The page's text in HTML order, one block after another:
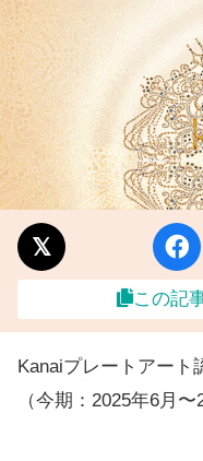
この記
Kanaiプレートアート
（今期：2025年6月〜